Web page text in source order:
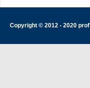
Copyright © 2012 - 2020